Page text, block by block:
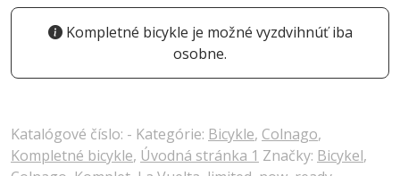
Kompletné bicykle je možné vyzdvihnúť iba
osobne.
Katalógové číslo: - Kategórie: Bicykle, Colnago,
Kompletné bicykle, Úvodná stránka 1 Značky: Bicykel,